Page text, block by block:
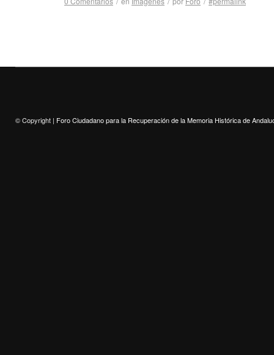
© Copyright | Foro Ciudadano para la Recuperación de la Memoria Histórica de